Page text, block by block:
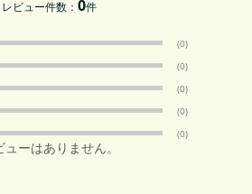
レビュー件数：0件
(0)
(0)
(0)
(0)
(0)
ューはありません。